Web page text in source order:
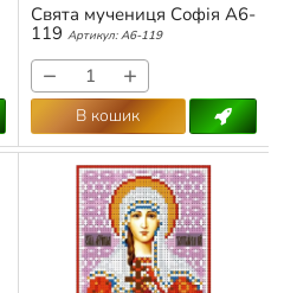
Свята мучениця Софія А6-
119 Артикул: А6-119
− +
В кошик